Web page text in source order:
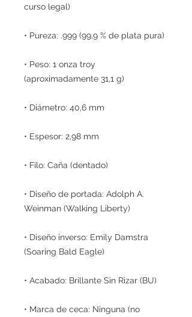
curso legal)
• Pureza: .999 (99,9 % de plata pura)
• Peso: 1 onza troy
(aproximadamente 31,1 g)
• Diámetro: 40,6 mm
• Espesor: 2,98 mm
• Filo: Caña (dentado)
• Diseño de portada: Adolph A.
Weinman (Walking Liberty)
• Diseño inverso: Emily Damstra
(Soaring Bald Eagle)
• Acabado: Brillante Sin Rizar (BU)
• Marca de ceca: Ninguna (no